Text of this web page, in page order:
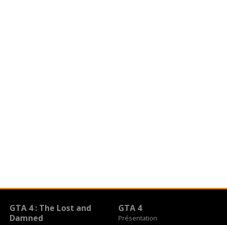
GTA 4 : The Lost and
Damned
GTA 4
Présentation